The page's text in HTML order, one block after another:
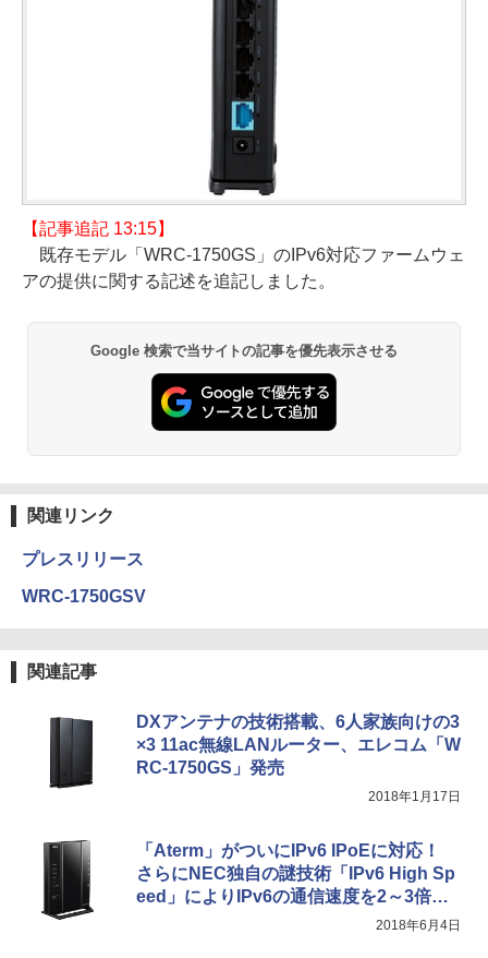
【記事追記 13:15】
既存モデル「WRC-1750GS」のIPv6対応ファームウェ
アの提供に関する記述を追記しました。
Google 検索で当サイトの記事を優先表示させる
関連リンク
プレスリリース
WRC-1750GSV
関連記事
DXアンテナの技術搭載、6人家族向けの3
×3 11ac無線LANルーター、エレコム「W
RC-1750GS」発売
2018年1月17日
「Aterm」がついにIPv6 IPoEに対応！
さらにNEC独自の謎技術「IPv6 High Sp
eed」によりIPv6の通信速度を2～3倍高
2018年6月4日